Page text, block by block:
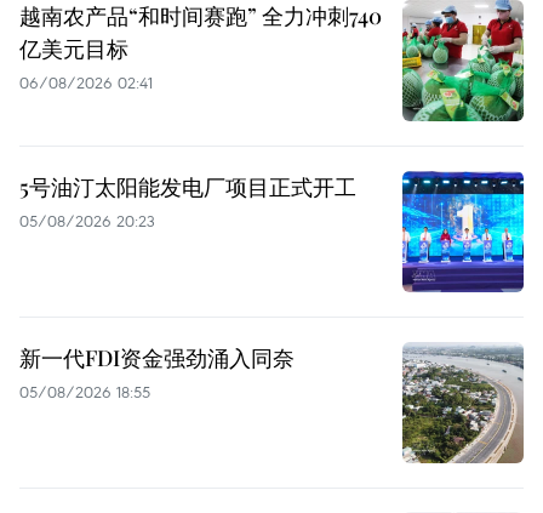
越南农产品“和时间赛跑” 全力冲刺740
亿美元目标
06/08/2026 02:41
5号油汀太阳能发电厂项目正式开工
05/08/2026 20:23
新一代FDI资金强劲涌入同奈
05/08/2026 18:55